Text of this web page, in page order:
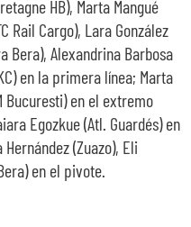
HB), Marta Mangué
Rail Cargo), Lara González
Bera), Alexandrina Barbosa
en la primera línea; Marta
Bucuresti) en el extremo
Egozkue (Atl. Guardés) en
(Zuazo), Eli
en el pivote.